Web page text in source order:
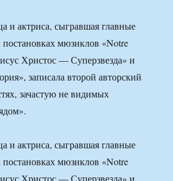
и актриса, сыгравшая главные
мюзиклов «Notre
Христос — Суперзвезда» и
записала второй авторский
зачастую не видимых
и актриса, сыгравшая главные
мюзиклов «Notre